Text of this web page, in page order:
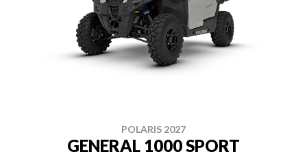
POLARIS 2027
GENERAL 1000 SPORT